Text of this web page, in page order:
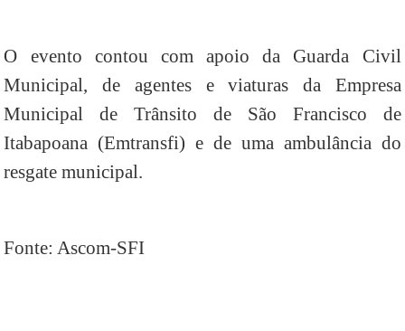
O evento contou com apoio da Guarda Civil
Municipal, de agentes e viaturas da Empresa
Municipal de Trânsito de São Francisco de
Itabapoana (Emtransfi) e de uma ambulância do
resgate municipal.
Fonte: Ascom-SFI